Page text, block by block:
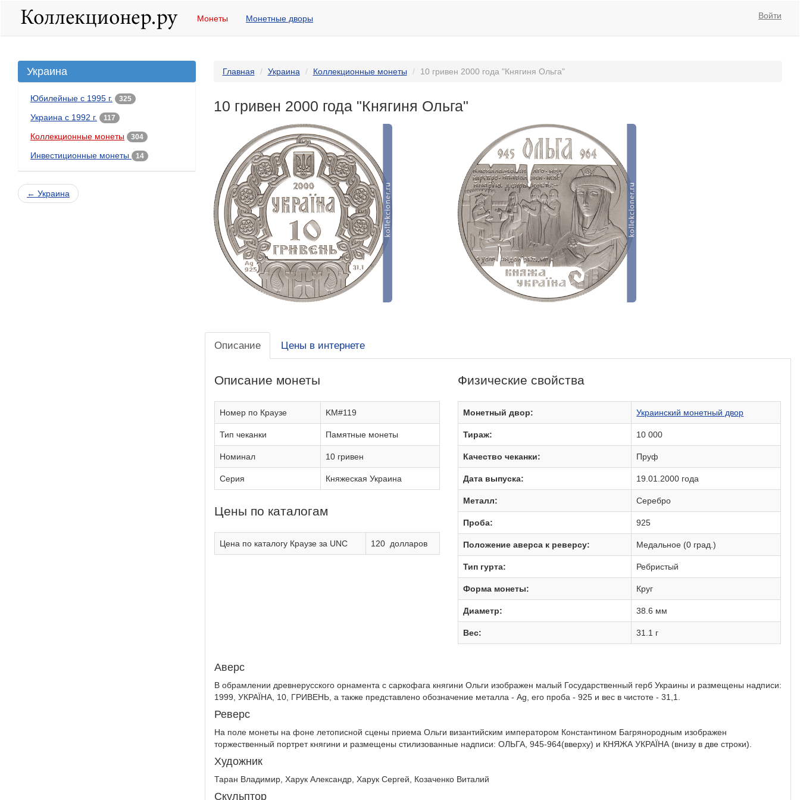
Войти
Монеты Монетные дворы
Украина
Юбилейные с 1995 г. 325
Украина с 1992 г. 117
Коллекционные монеты 304
Инвестиционные монеты 14
← Украина
Главная Украина Коллекционные монеты 10 гривен 2000 года "Княгиня Ольга"
10 гривен 2000 года "Княгиня Ольга"
Описание Цены в интернете
Описание монеты
Номер по Краузе KM#119
Тип чеканки Памятные монеты
Номинал 10 гривен
Серия Княжеская Украина
Цены по каталогам
Цена по каталогу Краузе за UNC 120 долларов
Физические свойства
Монетный двор: Украинский монетный двор
Тираж: 10 000
Качество чеканки: Пруф
Дата выпуска: 19.01.2000 года
Металл: Серебро
Проба: 925
Положение аверса к реверсу: Медальное (0 град.)
Тип гурта: Ребристый
Форма монеты: Круг
Диаметр: 38.6 мм
Вес: 31.1 г
Аверс
В обрамлении древнерусского орнамента с саркофага княгини Ольги изображен малый Государственный герб Украины и размещены надписи:
1999, УКРАЇНА, 10, ГРИВЕНЬ, а также представлено обозначение металла - Ag, его проба - 925 и вес в чистоте - 31,1.
Реверс
На поле монеты на фоне летописной сцены приема Ольги византийским императором Константином Багрянородным изображен
торжественный портрет княгини и размещены стилизованные надписи: ОЛЬГА, 945-964(вверху) и КНЯЖА УКРАЇНА (внизу в две строки).
Художник
Таран Владимир, Харук Александр, Харук Сергей, Козаченко Виталий
Скульптор